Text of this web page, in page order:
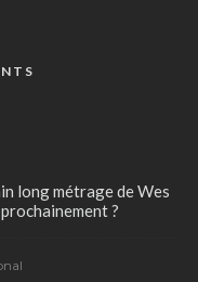
long métrage de Wes
?